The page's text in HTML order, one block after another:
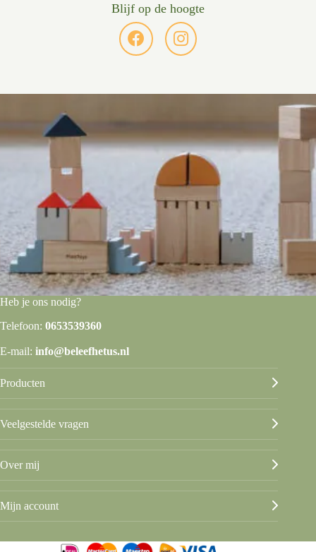
Blijf op de hoogte
Heb je ons nodig?
Telefoon: 0653539360
E-mail: info@beleefhetus.nl
Producten
Veelgestelde vragen
Over mij
Mijn account